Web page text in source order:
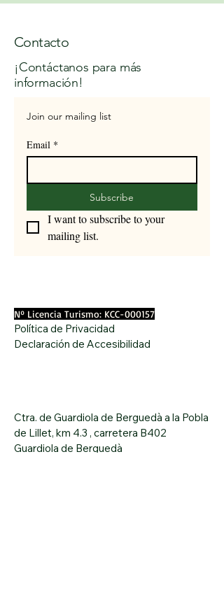
Contacto
¡Contáctanos para más
información!
Join our mailing list
Email *
Subscribe
I want to subscribe to your
mailing list.
Nº Licencia Turismo: KCC-000157
Política de Privacidad
Declaración de Accesibilidad
Ctra. de Guardiola de Berguedà a la Pobla
de Lillet, km 4.3 , carretera B402
Guardiola de Berguedà